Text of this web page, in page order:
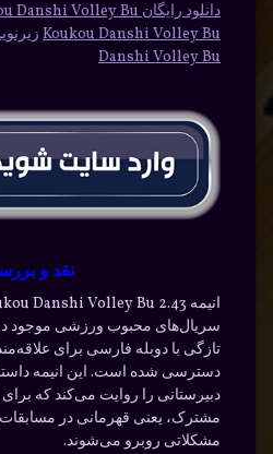
دانلود رایگان Seiin Koukou Danshi Volley Bu
Koukou Danshi Volley Bu
Danshi Volley Bu
نقد و
سریال‌های محبوب ورزشی موجود در
تازگی با دوبله فارسی برای
دسترسی شده است. این انیمه
دبیرستانی را روایت می‌کند که
مشترک، یعنی قهرمانی در مسابقات
مشکلاتی روبرو می‌شوند.